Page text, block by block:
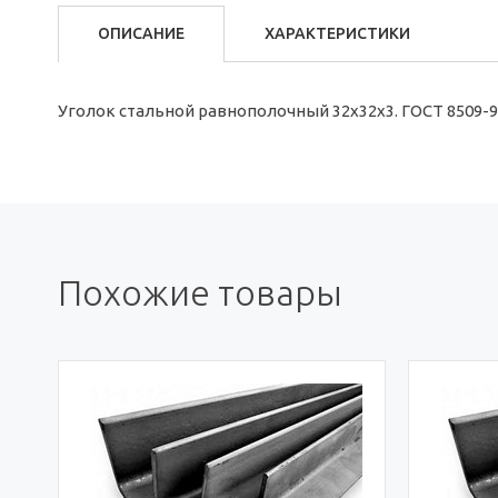
ОПИСАНИЕ ХАРАКТЕРИСТИКИ
Уголок стальной равнополочный 32х32х3. ГОСТ 8509-
Похожие товары